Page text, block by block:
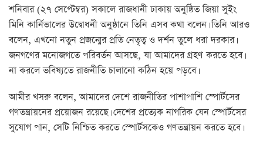
শনিবার (২৭ সেপ্টেম্বর) সকালে রাজধানী ঢাকায় অনুষ্ঠিত জিয়া সুইং
মিনি কার্নিভালের উদ্বোধনী অনুষ্ঠানে তিনি এসব কথা বলেন। তিনি আরও
বলেন, এখনো নতুন প্রজন্মের প্রতি নেতৃত্ব ও দর্শন তুলে ধরা দরকার।
জনগণের মনোজগতে পরিবর্তন আসছে, যা আমাদের গ্রহণ করতে হবে।
না করলে ভবিষ্যতে রাজনীতি চালানো কঠিন হয়ে পড়বে।
আমীর খসরু বলেন, আমাদের দেশে রাজনীতির পাশাপাশি স্পোর্টসের
গণতন্ত্রায়নের প্রয়োজন রয়েছে। দেশের প্রত্যেক নাগরিক যেন স্পোর্টসের
সুযোগ পান, সেটি নিশ্চিত করতে স্পোর্টসকেও গণতন্ত্রায়ন করতে হবে।